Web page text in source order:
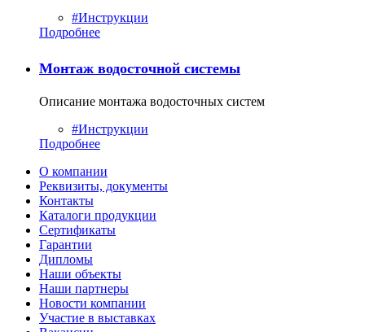
#Инструкции
Подробнее
Монтаж водосточной системы
Описание монтажа водосточных систем
#Инструкции
Подробнее
О компании
Реквизиты, документы
Контакты
Каталоги продукции
Сертификаты
Гарантии
Дипломы
Наши объекты
Наши партнеры
Новости компании
Участие в выставках